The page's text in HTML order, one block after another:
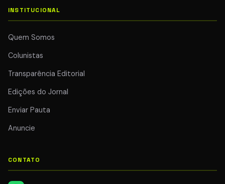
INSTITUCIONAL
Quem Somos
Colunistas
Transparência Editorial
Edições do Jornal
Enviar Pauta
Anuncie
CONTATO